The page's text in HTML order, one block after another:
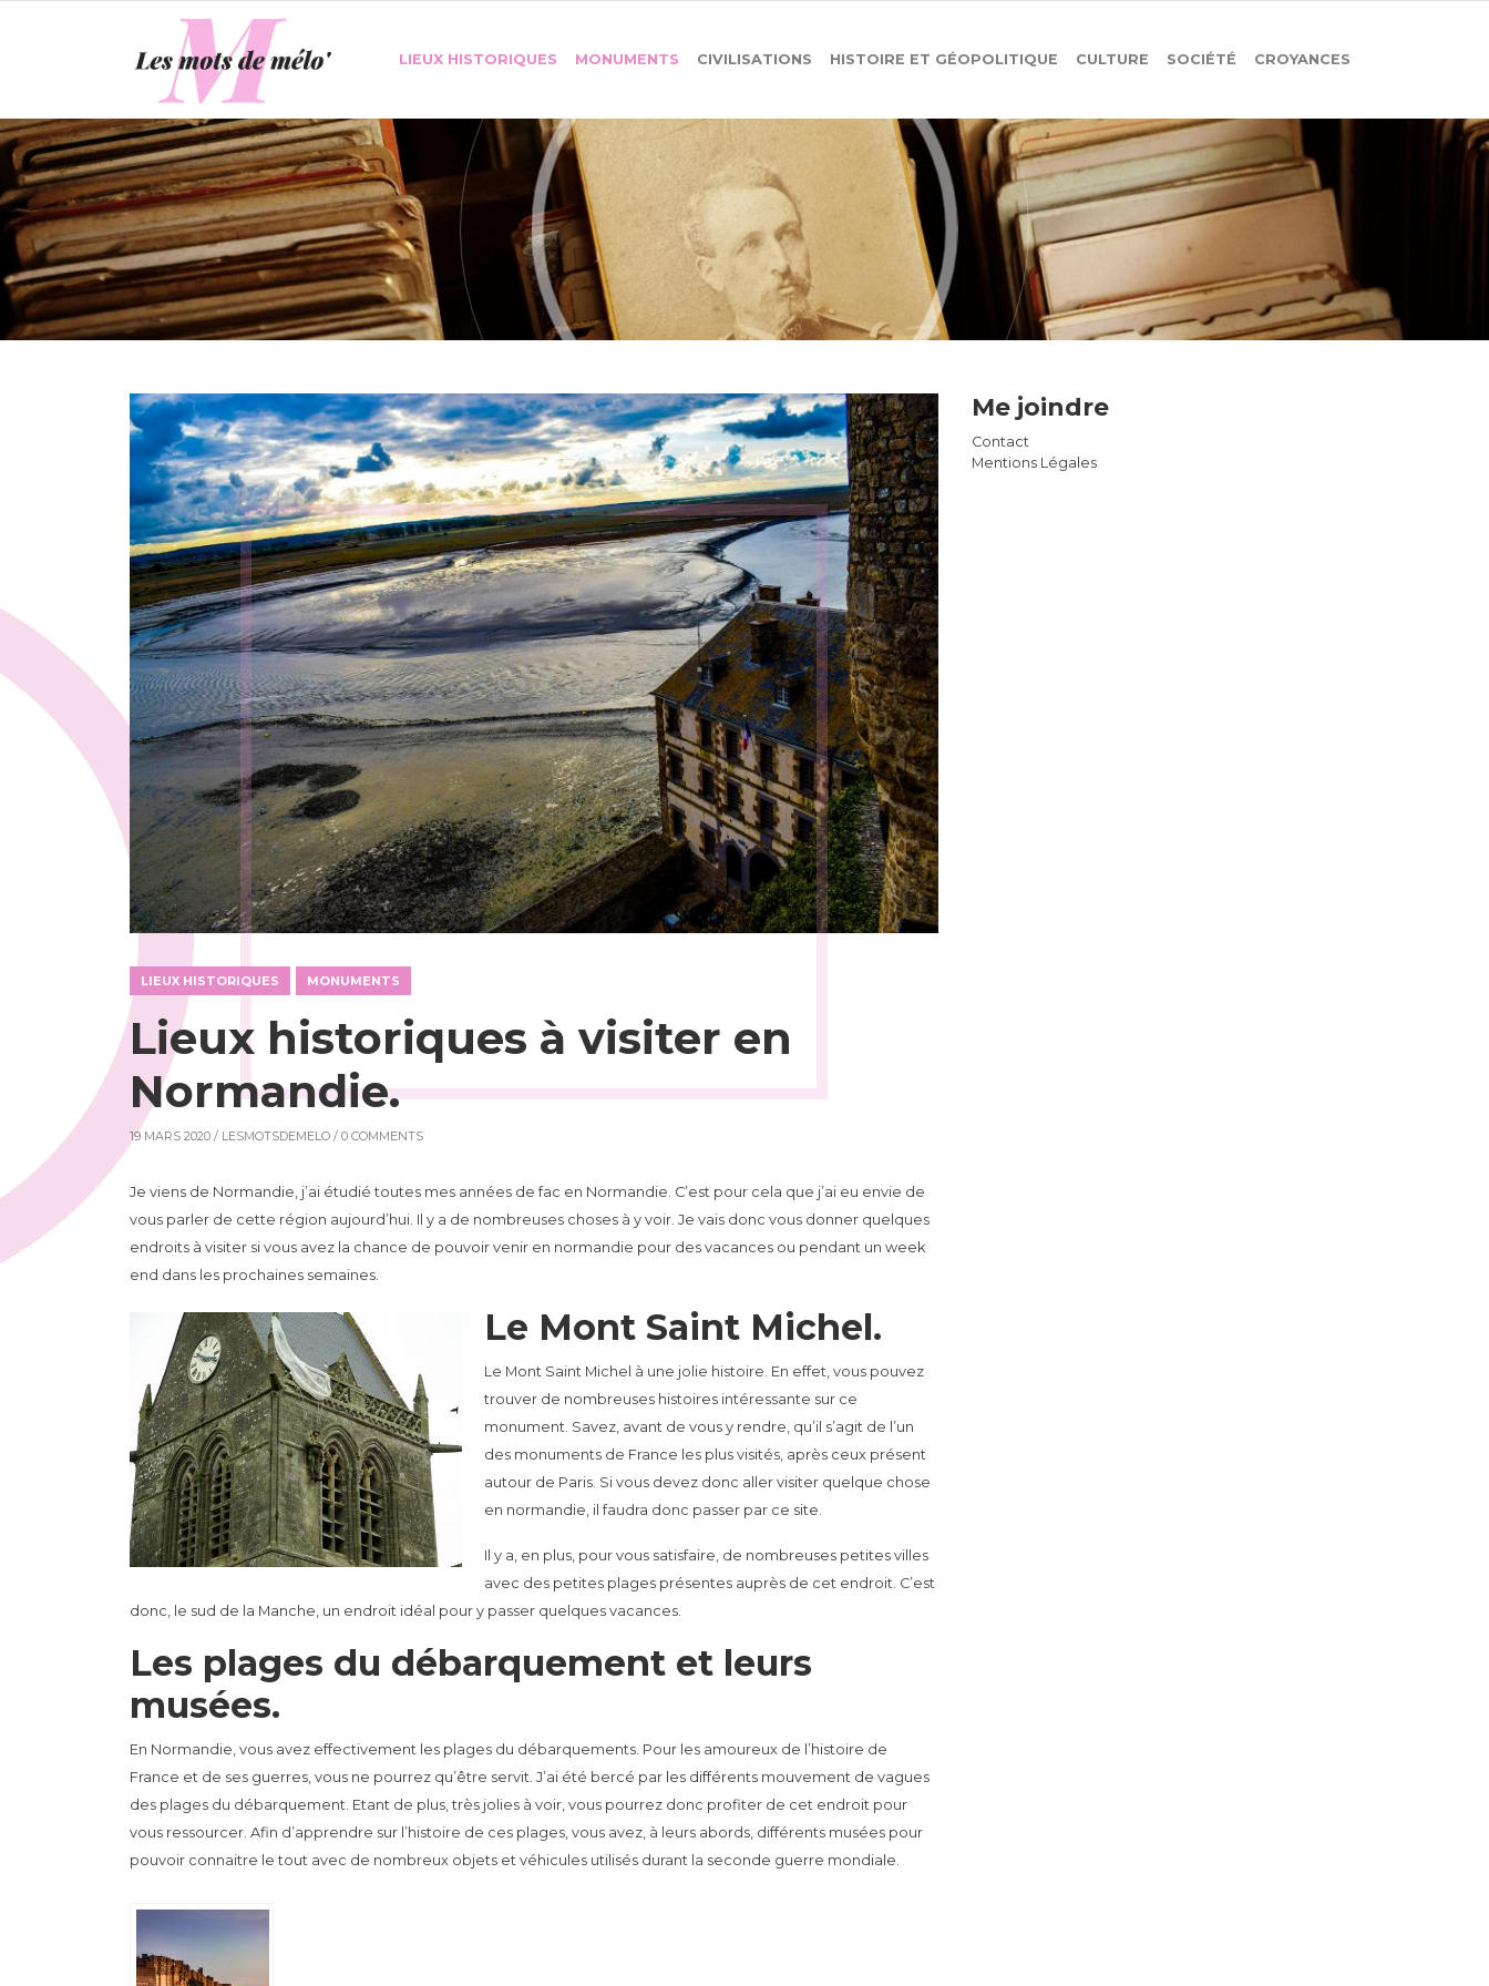
LIEUX HISTORIQUES MONUMENTS CIVILISATIONS HISTOIRE ET GÉOPOLITIQUE CULTURE SOCIÉTÉ CROYANCES
LIEUX HISTORIQUES MONUMENTS
Lieux historiques à visiter en
Normandie.
19 MARS 2020 / LESMOTSDEMELO / 0 COMMENTS
Je viens de Normandie, j’ai étudié toutes mes années de fac en Normandie. C’est pour cela que j’ai eu envie de
vous parler de cette région aujourd’hui. Il y a de nombreuses choses à y voir. Je vais donc vous donner quelques
endroits à visiter si vous avez la chance de pouvoir venir en normandie pour des vacances ou pendant un week
end dans les prochaines semaines.
Le Mont Saint Michel.
Le Mont Saint Michel à une jolie histoire. En effet, vous pouvez
trouver de nombreuses histoires intéressante sur ce
monument. Savez, avant de vous y rendre, qu’il s’agit de l’un
des monuments de France les plus visités, après ceux présent
autour de Paris. Si vous devez donc aller visiter quelque chose
en normandie, il faudra donc passer par ce site.
Il y a, en plus, pour vous satisfaire, de nombreuses petites villes
avec des petites plages présentes auprès de cet endroit. C’est
donc, le sud de la Manche, un endroit idéal pour y passer quelques vacances.
Les plages du débarquement et leurs
musées.
En Normandie, vous avez effectivement les plages du débarquements. Pour les amoureux de l’histoire de
France et de ses guerres, vous ne pourrez qu’être servit. J’ai été bercé par les différents mouvement de vagues
des plages du débarquement. Etant de plus, très jolies à voir, vous pourrez donc profiter de cet endroit pour
vous ressourcer. Afin d’apprendre sur l’histoire de ces plages, vous avez, à leurs abords, différents musées pour
pouvoir connaitre le tout avec de nombreux objets et véhicules utilisés durant la seconde guerre mondiale.
Me joindre
Contact
Mentions Légales